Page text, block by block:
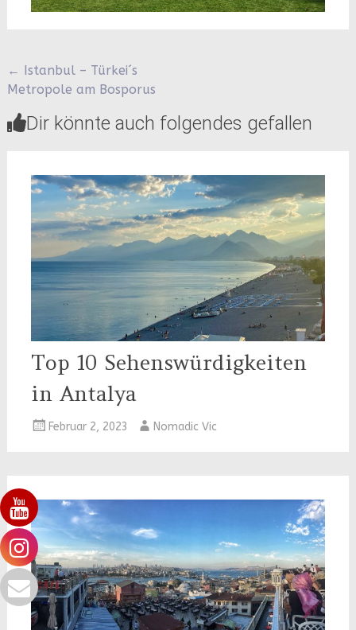
Beitragsnavigation
←
Istanbul – Türkei´s
Metropole am Bosporus
Dir könnte auch folgendes gefallen
Top 10 Sehenswürdigkeiten
in Antalya
Februar 2, 2023 Nomadic Vic